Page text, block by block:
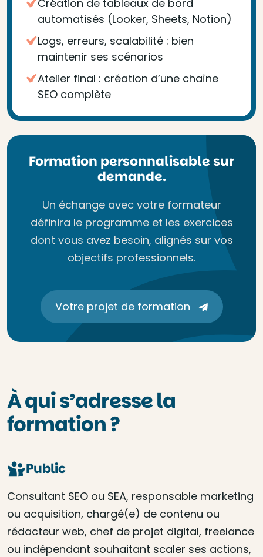
Création de tableaux de bord
automatisés (Looker, Sheets, Notion)
Logs, erreurs, scalabilité : bien
maintenir ses scénarios
Atelier final : création d’une chaîne
SEO complète
Formation personnalisable sur
demande.
Un échange avec votre formateur
définira le programme et les exercices
dont vous avez besoin, alignés sur vos
objectifs professionnels.
Votre projet de formation
À qui s’adresse la
formation ?
Public
Consultant SEO ou SEA, responsable marketing
ou acquisition, chargé(e) de contenu ou
rédacteur web, chef de projet digital, freelance
ou indépendant souhaitant scaler ses actions,